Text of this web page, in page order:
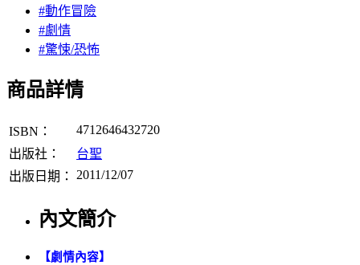
#動作冒險
#劇情
#驚悚/恐怖
商品詳情
ISBN：
4712646432720
出版社：
台聖
出版日期：
2011/12/07
內文簡介
【劇情內容】